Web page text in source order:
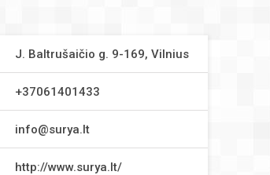
J. Baltrušaičio g. 9-169, Vilnius
+37061401433
info@surya.lt
http://www.surya.lt/